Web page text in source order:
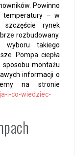
Powinno
temperatury – w
szczęście rynek
rozbudowany.
wyboru takiego
Pompa ciepła
montażu
informacji o
na stronie
i-co-wiedziec-